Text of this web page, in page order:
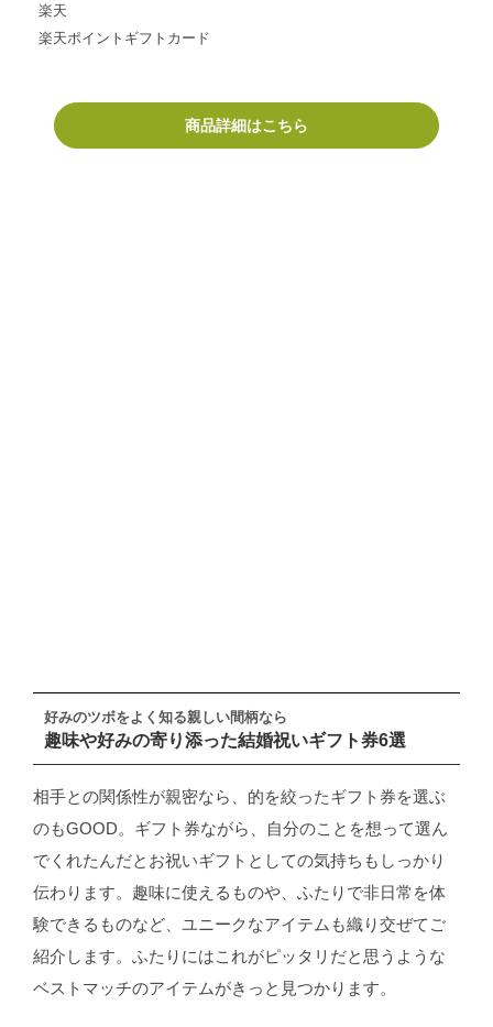
楽天
楽天ポイントギフトカード
商品詳細はこちら
好みのツボをよく知る親しい間柄なら
趣味や好みの寄り添った結婚祝いギフト券6選
相手との関係性が親密なら、的を絞ったギフト券を選ぶ
のもGOOD。ギフト券ながら、自分のことを想って選ん
でくれたんだとお祝いギフトとしての気持ちもしっかり
伝わります。趣味に使えるものや、ふたりで非日常を体
験できるものなど、ユニークなアイテムも織り交ぜてご
紹介します。ふたりにはこれがピッタリだと思うような
ベストマッチのアイテムがきっと見つかります。